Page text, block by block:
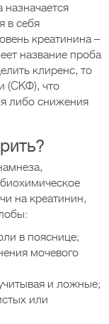
назначается
в себя
креатинина –
название проба
клиренс, то
(СКФ), что
либо снижения
на креатинин,
в пояснице;
мочевого
и ложные;
или